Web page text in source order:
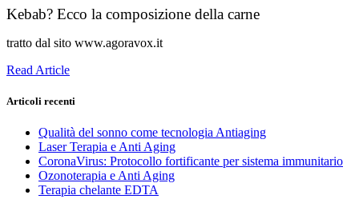
Kebab? Ecco la composizione della carne
tratto dal sito www.agoravox.it
Read Article
Articoli recenti
Qualità del sonno come tecnologia Antiaging
Laser Terapia e Anti Aging
CoronaVirus: Protocollo fortificante per sistema immunitario
Ozonoterapia e Anti Aging
Terapia chelante EDTA